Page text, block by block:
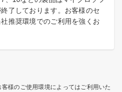
了しております。お客様のセ
推奨環境でのご利用を強くお
様のご使用環境によってはご利用いた